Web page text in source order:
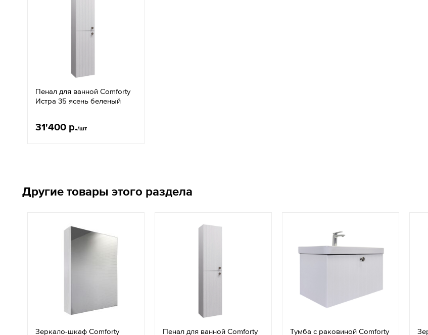
Пенал для ванной Comforty
Истра 35 ясень беленый
31'400 р./шт
Другие товары этого раздела
Зеркало-шкаф Comforty Пенал для ванной Comforty Тумба с раковиной Comforty